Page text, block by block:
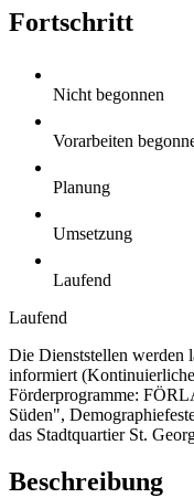
Fortschritt
Nicht begonnen
Vorarbeiten
Planung
Umsetzung
Laufend
Laufend
Die Dienststellen werden
informiert
Förderprogramme:
Süden",
das Stadtquartier St.
Beschreibung